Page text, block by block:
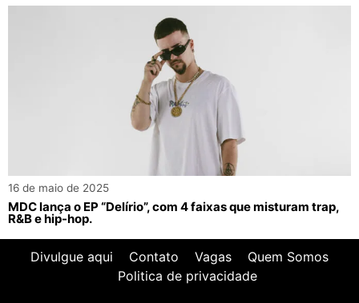
16 de maio de 2025
MDC lança o EP “Delírio”, com 4 faixas que misturam trap,
R&B e hip-hop.
Divulgue aqui Contato Vagas
Quem Somos
Politica de privacidade